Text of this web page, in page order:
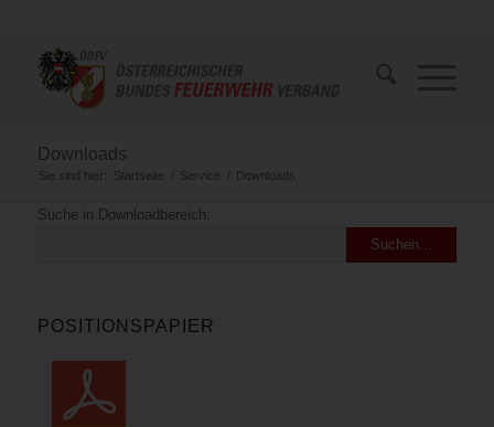
Downloads
Sie sind hier: Startseite / Service / Downloads
Suche in Downloadbereich:
POSITIONSPAPIER